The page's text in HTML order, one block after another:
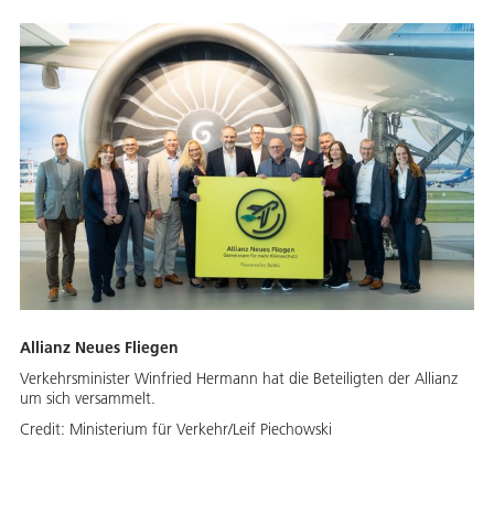
Allianz Neues Fliegen
Verkehrsminister Winfried Hermann hat die Beteiligten der Allianz
um sich versammelt.
Credit: Ministerium für Verkehr/Leif Piechowski